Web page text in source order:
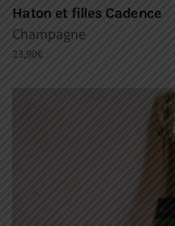
Haton et filles Cadence
Champagne
23,90€